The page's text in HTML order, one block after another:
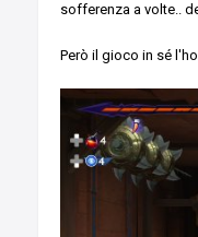
sofferenza a volte..
Però il gioco in sé